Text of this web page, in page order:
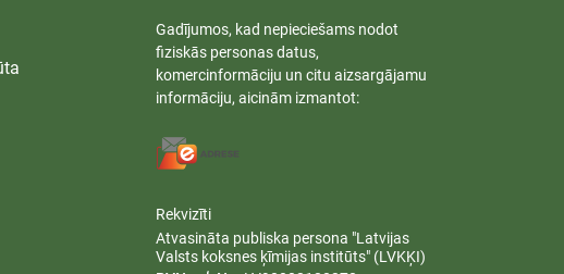
Gadījumos, kad nepieciešams nodot
fiziskās personas datus,
komercinformāciju un citu aizsargājamu
informāciju, aicinām izmantot:
Rekvizīti
Atvasināta publiska persona "Latvijas
Valsts koksnes ķīmijas institūts" (LVKĶI)